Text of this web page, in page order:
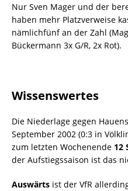
Nur Sven Mager und der
haben mehr Platzverweise
nämlichfünf an der Zahl
Bückermann 3x G/R, 2x Rot).
Wissenswertes
Die Niederlage gegen
September 2002 (0:3 in
zum letzten Wochenende 12
der Aufstiegssaison ist das
Auswärts ist der VfR